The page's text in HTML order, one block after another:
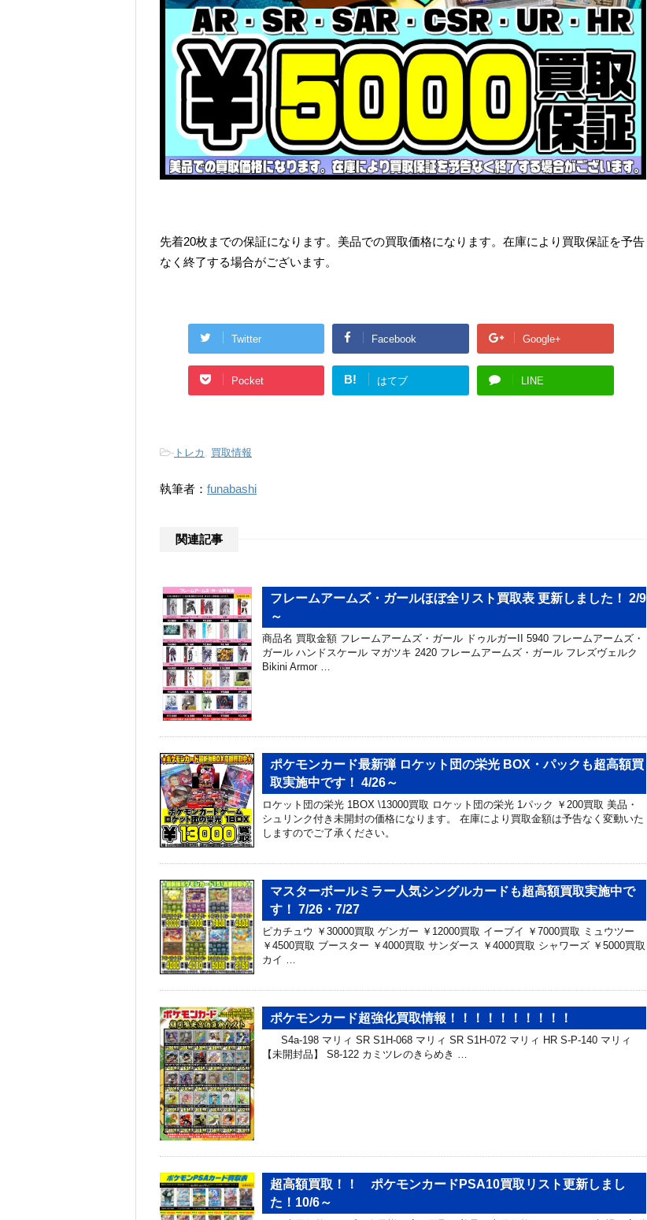
先着20枚までの保証になります。美品での買取価格になります。在庫により買取保証を予告
なく終了する場合がございます。
Twitter Facebook Google+
Pocket B! はてブ LINE
- トレカ , 買取情報
執筆者： funabashi
関連記事
フレームアームズ・ガールほぼ全リスト買取表 更新しました！ 2/9
～
商品名 買取金額 フレームアームズ・ガール ドゥルガーII 5940 フレームアームズ・
ガール ハンドスケール マガツキ 2420 フレームアームズ・ガール フレズヴェルク
Bikini Armor …
ポケモンカード最新弾 ロケット団の栄光 BOX・パックも超高額買
取実施中です！ 4/26～
ロケット団の栄光 1BOX \13000買取 ロケット団の栄光 1パック ￥200買取 美品・
シュリンク付き未開封の価格になります。 在庫により買取金額は予告なく変動いた
しますのでご了承ください。
マスターボールミラー人気シングルカードも超高額買取実施中で
す！ 7/26・7/27
ピカチュウ ￥30000買取 ゲンガー ￥12000買取 イーブイ ￥7000買取 ミュウツー
￥4500買取 ブースター ￥4000買取 サンダース ￥4000買取 シャワーズ ￥5000買取
カイ …
ポケモンカード超強化買取情報！！！！！！！！！！
S4a-198 マリィ SR S1H-068 マリィ SR S1H-072 マリィ HR S-P-140 マリィ
【未開封品】 S8-122 カミツレのきらめき …
超高額買取！！ ポケモンカードPSA10買取リスト更新しまし
た！10/6～